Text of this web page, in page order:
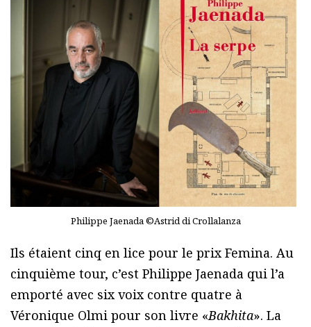
Philippe Jaenada ©Astrid di Crollalanza
Ils étaient cinq en lice pour le prix Femina. Au
cinquième tour, c’est Philippe Jaenada qui l’a
emporté avec six voix contre quatre à
Véronique Olmi pour son livre «Bakhita». La